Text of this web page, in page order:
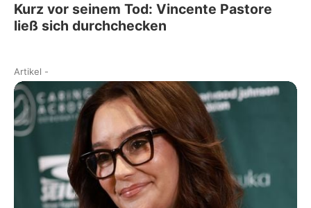
Kurz vor seinem Tod: Vincente Pastore
ließ sich durchchecken
Artikel -